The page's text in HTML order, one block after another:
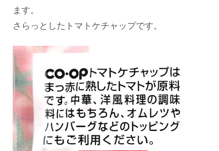
ます。
さらっとしたトマトケチャップです。